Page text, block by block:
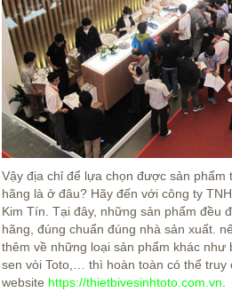
Vậy địa chỉ để lựa chọn được sản phẩm
hãng là ở đâu? Hãy đến với công ty
Kim Tín. Tại đây, những sản phẩm đều
hãng, đúng chuẩn đúng nhà sản xuất.
thêm về những loại sản phẩm khác như
sen vòi Toto,… thì hoàn toàn có thể truy
website https://thietbivesinhtoto.com.vn